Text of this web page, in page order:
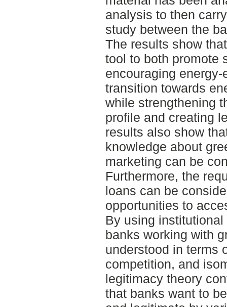
analysis to then
study between the
The results show
tool to both promote
encouraging
transition towards
while strengthening
profile and creating
results also show
knowledge about
marketing can be
Furthermore, the
loans can be
opportunities to
By using
banks working with
understood in terms
competition, and
legitimacy theory
that banks want to